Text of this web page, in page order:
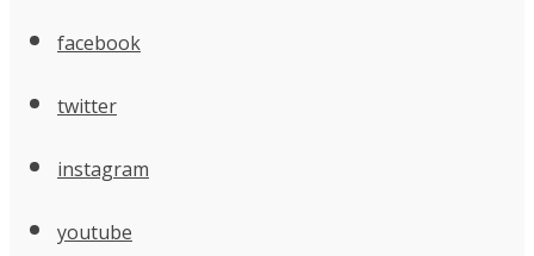
facebook
twitter
instagram
youtube